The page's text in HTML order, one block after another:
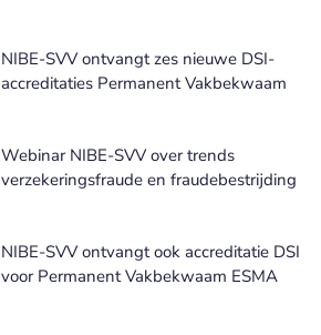
NIBE-SVV ontvangt zes nieuwe DSI-
accreditaties Permanent Vakbekwaam
Webinar NIBE-SVV over trends
verzekeringsfraude en fraudebestrijding
NIBE-SVV ontvangt ook accreditatie DSI
voor Permanent Vakbekwaam ESMA